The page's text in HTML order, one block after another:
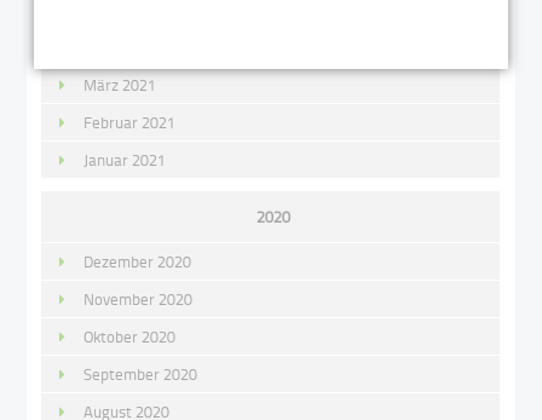
März 2021
Februar 2021
Januar 2021
2020
Dezember 2020
November 2020
Oktober 2020
September 2020
August 2020